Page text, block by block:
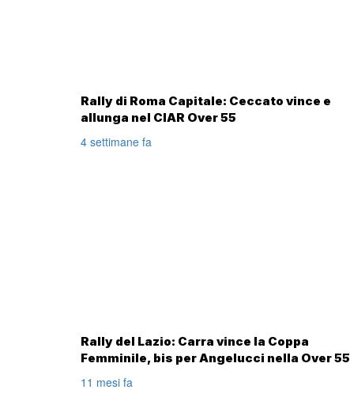
Rally di Roma Capitale: Ceccato vince e
allunga nel CIAR Over 55
4 settimane fa
Rally del Lazio: Carra vince la Coppa
Femminile, bis per Angelucci nella Over 55
11 mesi fa